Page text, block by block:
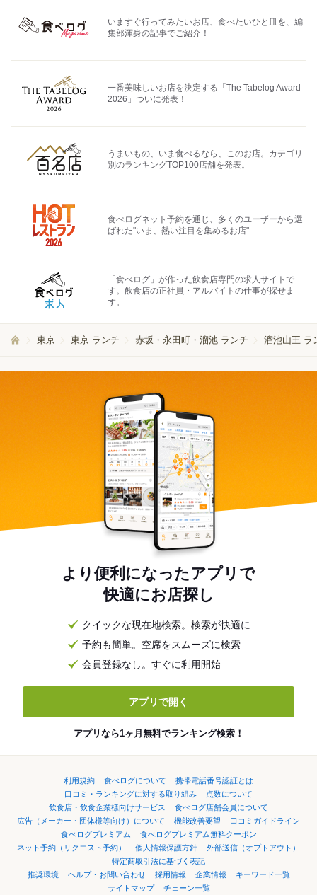
いますぐ行ってみたいお店、食べたいひと皿を、編
集部渾身の記事でご紹介！
一番美味しいお店を決定する「The Tabelog Award
2026」ついに発表！
うまいもの、いま食べるなら、このお店。カテゴリ
別のランキングTOP100店舗を発表。
食べログネット予約を通じ、多くのユーザーから選
ばれた"いま、熱い注目を集めるお店"
「食べログ」が作った飲食店専門の求人サイトで
す。飲食店の正社員・アルバイトの仕事が探せま
す。
東京 東京 ランチ 赤坂・永田町・溜池 ランチ 溜池山王 ラ
より便利になったアプリで
快適にお店探し
クイックな現在地検索。検索が快適に
予約も簡単。空席をスムーズに検索
会員登録なし。すぐに利用開始
アプリで開く
アプリなら1ヶ月無料でランキング検索！
利用規約 食べログについて
携帯電話番号認証とは
口コミ・ランキングに対する取り組み
点数について
飲食店・飲食企業様向けサービス
食べログ店舗会員について
広告（メーカー・団体様等向け）について
機能改善要望
口コミガイドライン
食べログプレミアム
食べログプレミアム無料クーポン
ネット予約（リクエスト予約）
個人情報保護方針
外部送信（オプトアウト）
特定商取引法に基づく表記
推奨環境
ヘルプ・お問い合わせ 採用情報 企業情報
キーワード一覧
サイトマップ
チェーン一覧